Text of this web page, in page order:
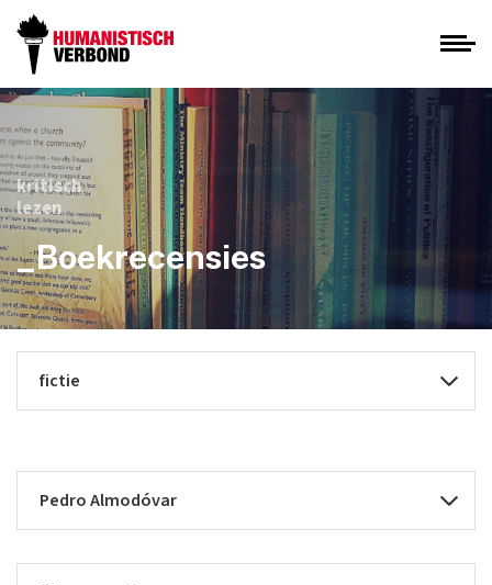
kritisch
lezen
_Boekrecensies